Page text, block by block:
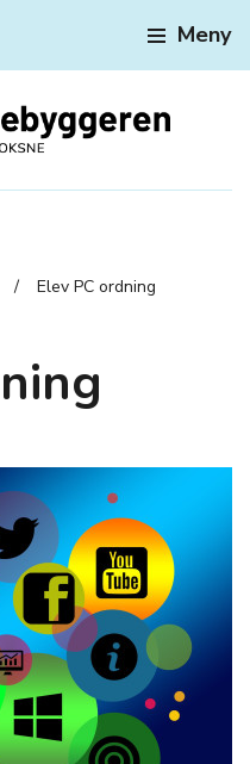
Meny
Elev PC ordning